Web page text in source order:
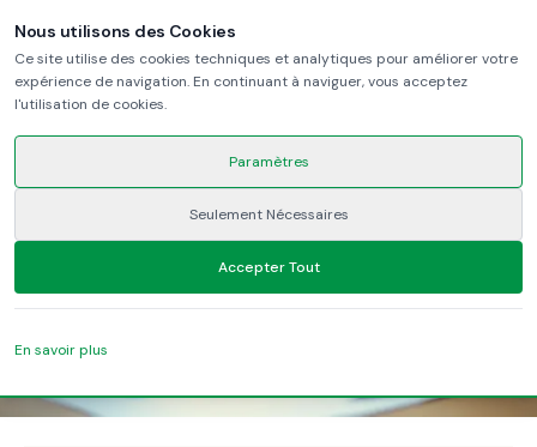
Nous utilisons des Cookies
Ce site utilise des cookies techniques et analytiques pour améliorer votre
expérience de navigation. En continuant à naviguer, vous acceptez
l'utilisation de cookies.
Paramètres
Seulement Nécessaires
Accepter Tout
En savoir plus